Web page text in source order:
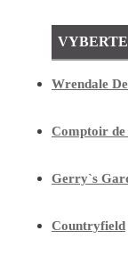
Wrendale
Comptoir
Gerry`s
Countryfield